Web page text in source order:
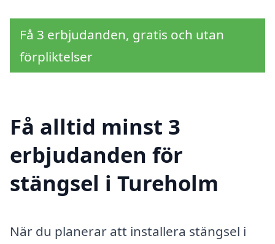
Få 3 erbjudanden, gratis och utan
förpliktelser
Få alltid minst 3
erbjudanden för
stängsel i Tureholm
När du planerar att installera stängsel i